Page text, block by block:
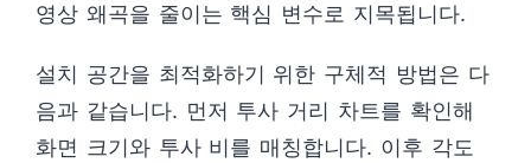
영상 왜곡을 줄이는 핵심 변수로 지목됩니다.
설치 공간을 최적화하기 위한 구체적 방법은 다
음과 같습니다. 먼저 투사 거리 차트를 확인해
화면 크기와 투사 비를 매칭합니다. 이후 각도